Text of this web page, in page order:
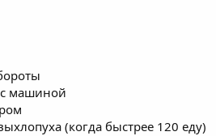
машиной
(когда быстрее 120 еду)